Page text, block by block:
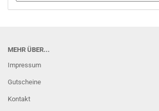
MEHR ÜBER...
Impressum
Gutscheine
Kontakt